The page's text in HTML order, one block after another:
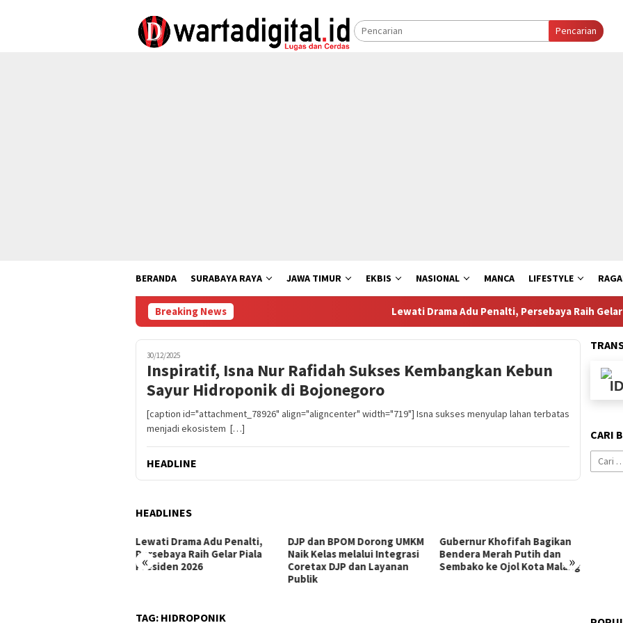
Pencarian
BERANDA SURABAYA RAYA JAWA TIMUR EKBIS NASIONAL MANCA LIFESTYLE
Breaking News Lewati Drama Adu Penalti, Persebaya Raih Gelar Piala
30/12/2025
Inspiratif, Isna Nur Rafidah Sukses Kembangkan Kebun
Sayur Hidroponik di Bojonegoro
[caption id="attachment_78926" align="aligncenter" width="719"] Isna sukses menyulap lahan terbatas
menjadi ekosistem […]
HEADLINE
HEADLINES
« »
DJP dan BPOM Dorong UMKM
Naik Kelas melalui Integrasi
Coretax DJP dan Layanan
Gubernur Khofifah Bagikan
Bendera Merah Putih dan
Sembako ke Ojol Kota Malang
Tingkatkan Mitigasi Risiko,
IPC TPK Resmi Perpanjang
Sinergi Hukum Bersama
TAG: HIDROPONIK
CARI
Cari
untuk: